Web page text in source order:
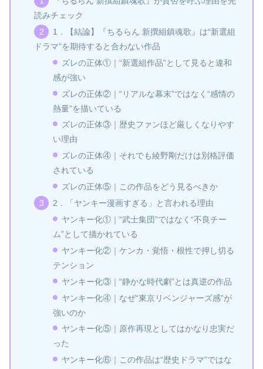
読みチェック
1．【結論】『ちるらん 新撰組鎮魂歌』は“新選組
ドラマ”を期待すると合わない作品
ズレの正体①｜“新選組作品”として見ると違和
感が強い
ズレの正体②｜“リアルな幕末”ではなく“感情の
熱量”を描いている
ズレの正体③｜歴史ファンほど厳しくなりやす
い理由
ズレの正体④｜それでも綾野剛だけは別格評価
されている
ズレの正体⑤｜この作品をどう見るべきか
2．「ヤンキー漫画すぎる」と言われる理由
ヤンキー化①｜“武士集団”ではなく“不良チー
ム”として描かれている
ヤンキー化②｜ケンカ・覚悟・根性で押し切る
テンション
ヤンキー化③｜“静かな時代劇”とは真逆の作品
ヤンキー化④｜なぜ“東京リベンジャーズ感”が
強いのか
ヤンキー化⑤｜原作再現としてはかなり忠実だ
った
ヤンキー化⑥｜この作品は“歴史ドラマ”ではな